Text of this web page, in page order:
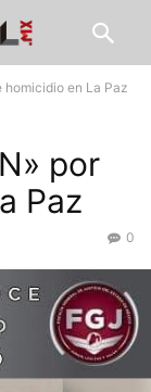
homicidio en La Paz
por
Paz
0